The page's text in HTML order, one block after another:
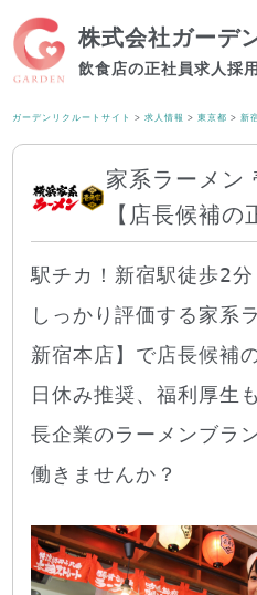
株式会社ガーデ
飲食店の正社員求人採
ガーデンリクルートサイト >求人情報 >東京都 >新
家系ラーメン
【店長候補の
駅チカ！新宿駅徒歩2
しっかり評価する家系
新宿本店】で店長候補
日休み推奨、福利厚生
長企業のラーメンブラ
働きませんか？